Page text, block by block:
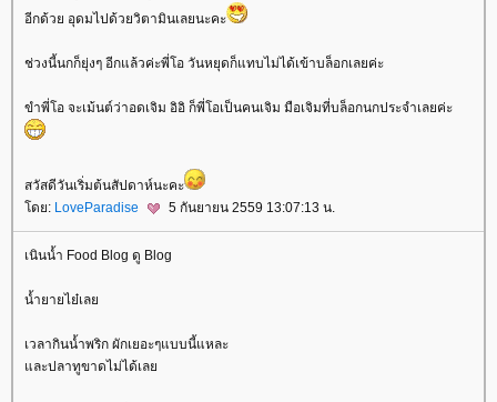
อีกด้วย อุดมไปด้วยวิตามินเลยนะคะ
ช่วงนี้นกก็ยุ่งๆ อีกแล้วค่ะพี่โอ วันหยุดก็แทบไม่ได้เข้าบล็อกเลยค่ะ
ขำพี่โอ จะเม้นต์ว่าอดเจิม อิอิ ก็พี่โอเป็นคนเจิม มือเจิมที่บล็อกนกประจำเลยค่ะ
สวัสดีวันเริ่มต้นสัปดาห์นะคะ
ดย: LoveParadise 5 กันยายน 2559 13:07:13 น.
เนินน้ำ Food Blog ดู Blog
น้ำยายไย๋เล
เวลากินน้ำพริก ผักเยอะๆแบบนี้แหละ
ละปลาทูขาดไม่ได้เล